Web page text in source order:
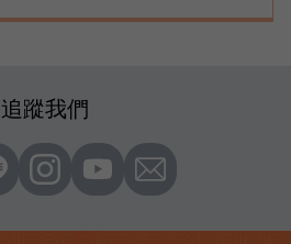
追蹤我們